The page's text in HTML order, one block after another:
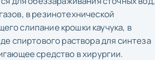
в резинотехнической
слипание крошки каучука, в
спиртового раствора для синтеза
средство в хирургии.